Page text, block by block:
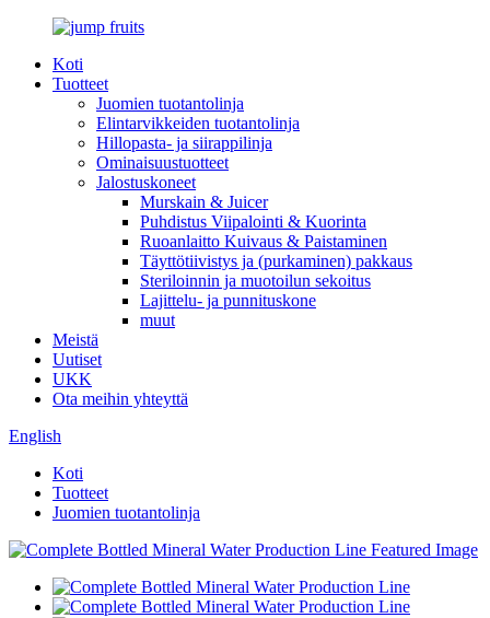
Koti
Tuotteet
Juomien tuotantolinja
Elintarvikkeiden tuotantolinja
Hillopasta- ja siirappilinja
Ominaisuustuotteet
Jalostuskoneet
Murskain & Juicer
Puhdistus Viipalointi & Kuorinta
Ruoanlaitto Kuivaus & Paistaminen
Täyttötiivistys ja (purkaminen) pakkaus
Steriloinnin ja muotoilun sekoitus
Lajittelu- ja punnituskone
muut
Meistä
Uutiset
UKK
Ota meihin yhteyttä
English
Koti
Tuotteet
Juomien tuotantolinja